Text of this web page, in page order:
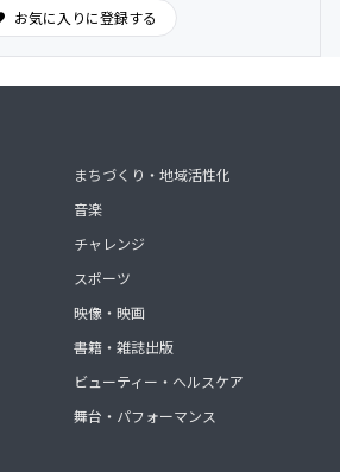
お気に入りに登録する
まちづくり・地域活性化
音楽
チャレンジ
スポーツ
映像・映画
書籍・雑誌出版
ビューティー・ヘルスケア
舞台・パフォーマンス